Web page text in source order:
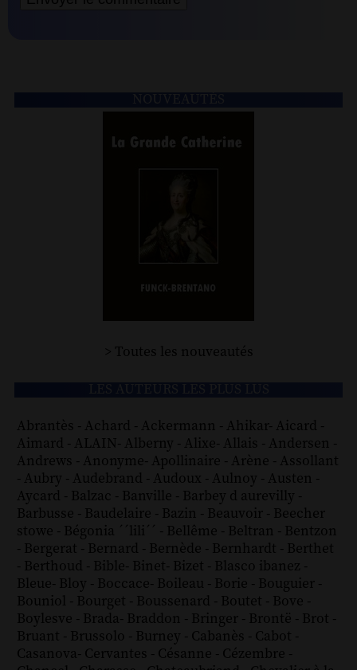
> Toutes les nouveautés
Abrantès - Achard - Ackermann - Ahikar- Aicard -
Aimard - ALAIN- Alberny - Alixe- Allais - Andersen -
Andrews - Anonyme- Apollinaire - Arène - Assollant
- Aubry - Audebrand - Audoux - Aulnoy - Austen -
Aycard - Balzac - Banville - Barbey d aurevilly -
Barbusse - Baudelaire - Bazin - Beauvoir - Beecher
stowe - Bégonia ´´lili´´ - Bellême - Beltran - Bentzon
- Bergerat - Bernard - Bernède - Bernhardt - Berthet
- Berthoud - Bible- Binet- Bizet - Blasco ibanez -
Bleue- Bloy - Boccace- Boileau - Borie - Bouguier -
Bouniol - Bourget - Boussenard - Boutet - Bove -
Boylesve - Brada- Braddon - Bringer - Brontë - Brot -
Bruant - Brussolo - Burney - Cabanès - Cabot -
Casanova- Cervantes - Césanne - Cézembre -